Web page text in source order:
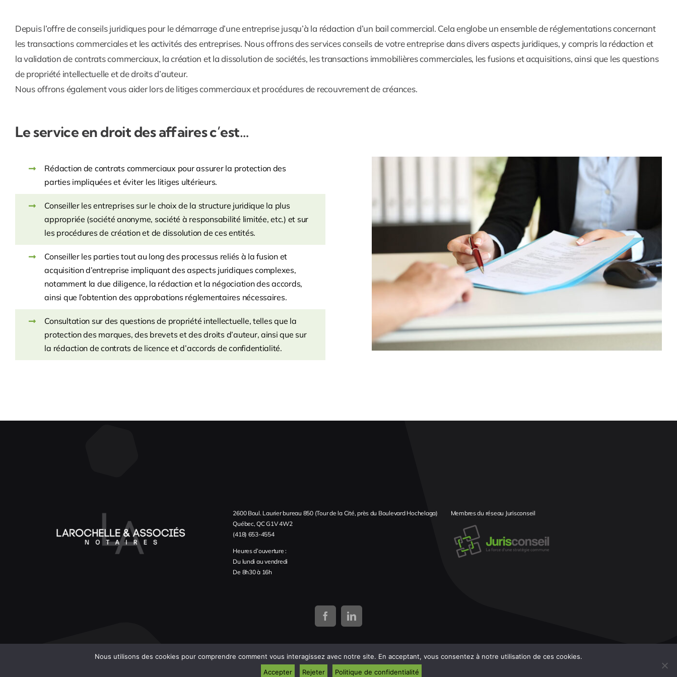
Depuis l’offre de conseils juridiques pour le démarrage d’une entreprise jusqu’à la rédaction d’un bail commercial. Cela englobe un ensemble de réglementations concernant
les transactions commerciales et les activités des entreprises. Nous offrons des services conseils de votre entreprise dans divers aspects juridiques, y compris la rédaction et
la validation de contrats commerciaux, la création et la dissolution de sociétés, les transactions immobilières commerciales, les fusions et acquisitions, ainsi que les questions
de propriété intellectuelle et de droits d’auteur.
Nous offrons également vous aider lors de litiges commerciaux et procédures de recouvrement de créances.
Le service en droit des affaires c’est…
Rédaction de contrats commerciaux pour assurer la protection des
parties impliquées et éviter les litiges ultérieurs.
Conseiller les entreprises sur le choix de la structure juridique la plus
appropriée (société anonyme, société à responsabilité limitée, etc.) et sur
les procédures de création et de dissolution de ces entités.
Conseiller les parties tout au long des processus reliés à la fusion et
acquisition d’entreprise impliquant des aspects juridiques complexes,
notamment la due diligence, la rédaction et la négociation des accords,
ainsi que l’obtention des approbations réglementaires nécessaires.
Consultation sur des questions de propriété intellectuelle, telles que la
protection des marques, des brevets et des droits d’auteur, ainsi que sur
la rédaction de contrats de licence et d’accords de confidentialité.
2600 Boul. Laurier bureau 850 (Tour de la Cité, près du Boulevard Hochelaga)
Québec, QC G1V 4W2
(418) 653-4554
Heures d’ouverture :
Du lundi au vendredi
De 8h30 à 16h
Membres du réseau Jurisconseil
Nous utilisons des cookies pour comprendre comment vous interagissez avec notre site. En acceptant, vous consentez à notre utilisation de ces cookies.
Accepter
Rejeter Politique de confidentialité